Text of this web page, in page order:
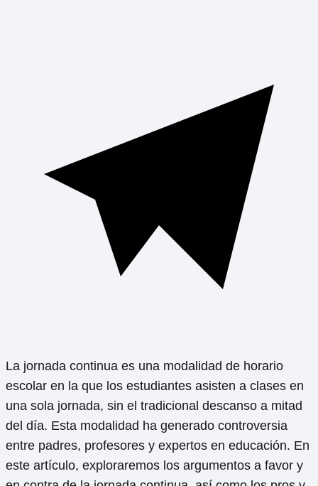
La jornada continua es una modalidad de horario
escolar en la que los estudiantes asisten a clases en
una sola jornada, sin el tradicional descanso a mitad
del día. Esta modalidad ha generado controversia
entre padres, profesores y expertos en educación. En
este artículo, exploraremos los argumentos a favor y